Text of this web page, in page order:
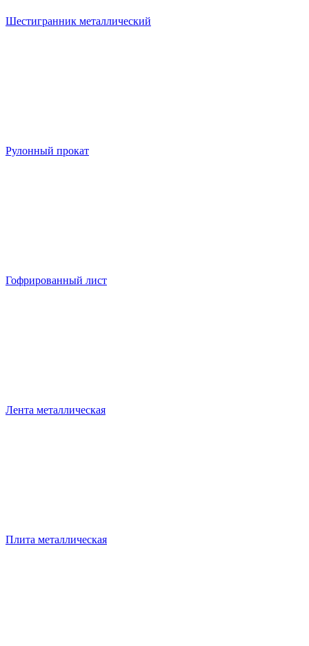
Шестигранник металлический
Рулонный прокат
Гофрированный лист
Лента металлическая
Плита металлическая